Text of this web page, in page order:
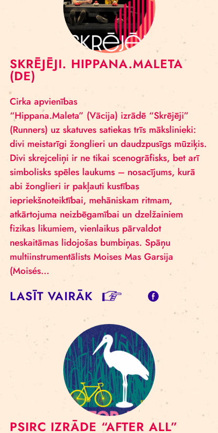
SKRĒJĒJI. HIPPANA.MALETA
(DE)
Cirka apvienības
“Hippana.Maleta” (Vācija) izrādē “Skrējēji”
(Runners) uz skatuves satiekas trīs mākslinieki:
divi meistarīgi žonglieri un daudzpusīgs mūziķis.
Divi skrejceliņi ir ne tikai scenogrāfisks, bet arī
simbolisks spēles laukums – nosacījums, kurā
abi žonglieri ir pakļauti kustības
iepriekšnoteiktībai, mehāniskam ritmam,
atkārtojuma neizbēgamībai un dzelžainiem
fizikas likumiem, vienlaikus pārvaldot
neskaitāmas lidojošas bumbiņas. Spāņu
multiinstrumentālists Moises Mas Garsija
(Moisés…
LASĪT VAIRĀK
PSIRC IZRĀDE “AFTER ALL”